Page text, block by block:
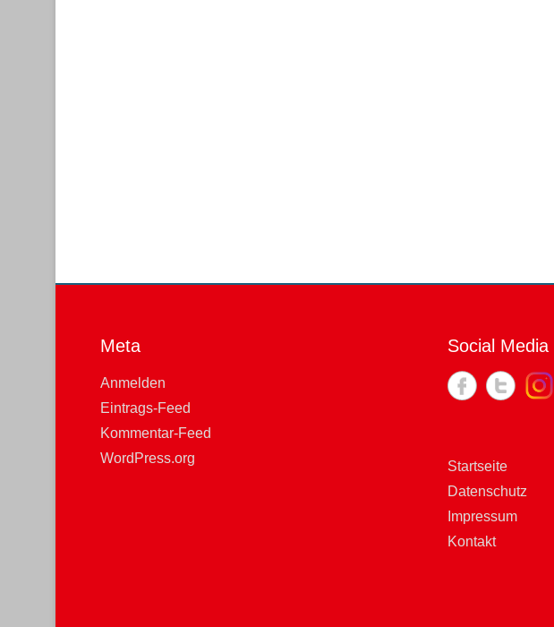
Meta
Anmelden
Eintrags-Feed
Kommentar-Feed
WordPress.org
Social Media
Startseite
Datenschutz
Impressum
Kontakt